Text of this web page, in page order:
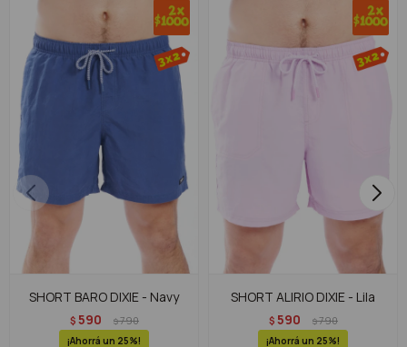
SHORT BARO DIXIE - Navy
$ 590 $790
25
SHORT ALIRIO DIXIE - Lila
$ 590 $790
25